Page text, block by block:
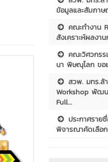
ข้อมูลและสัมภา
คณะทำงาน
สังเคราะห์ผลงา
คณะวิศวกร
นา พิษณุโลก ขอ
สวพ. มทร.ล้
Workshop พัฒน
Full...
ประกาศราย
พิจารณาคัดเลือก